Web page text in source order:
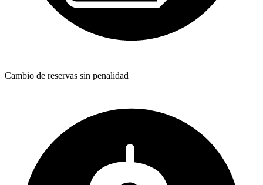
Cambio de reservas sin penalidad